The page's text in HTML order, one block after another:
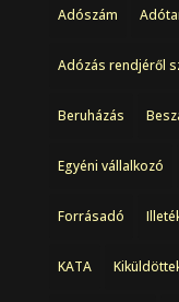
Adószám
Adózás rendjéről
Beruházás
Egyéni vállalkozó
Forrásadó
KATA